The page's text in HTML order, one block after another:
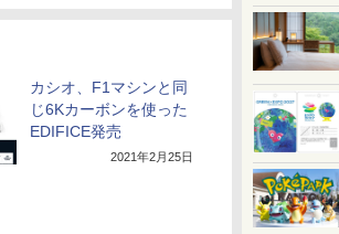
カシオ、F1マシンと同
じ6Kカーボンを使った
EDIFICE発売
2021年2月25日